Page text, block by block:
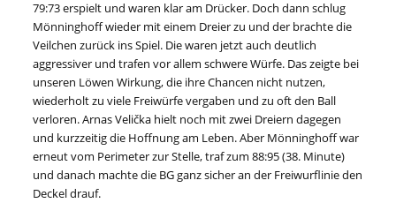
79:73 erspielt und waren klar am Drücker. Doch dann schlug
Mönninghoff wieder mit einem Dreier zu und der brachte die
Veilchen zurück ins Spiel. Die waren jetzt auch deutlich
aggressiver und trafen vor allem schwere Würfe. Das zeigte bei
unseren Löwen Wirkung, die ihre Chancen nicht nutzen,
wiederholt zu viele Freiwürfe vergaben und zu oft den Ball
verloren. Arnas Velička hielt noch mit zwei Dreiern dagegen
und kurzzeitig die Hoffnung am Leben. Aber Mönninghoff war
erneut vom Perimeter zur Stelle, traf zum 88:95 (38. Minute)
und danach machte die BG ganz sicher an der Freiwurflinie den
Deckel drauf.